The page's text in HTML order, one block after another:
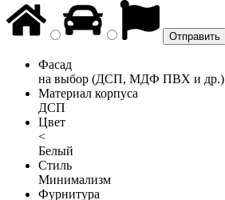
Фасад
на выбор (ДСП, МДФ ПВХ и др.)
Материал корпуса
ДСП
Цвет
<
Белый
Стиль
Минимализм
Фурнитура